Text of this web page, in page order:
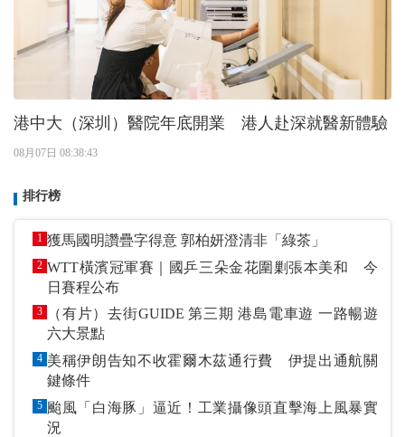
港中大（深圳）醫院年底開業 港人赴深就醫新體驗
08月07日 08:38:43
排行榜
1 獲馬國明讚疊字得意 郭柏妍澄清非「綠茶」
2 WTT橫濱冠軍賽｜國乒三朵金花圍剿張本美和 今
日賽程公布
3
（有片）去街GUIDE 第三期 港島電車遊 一路暢遊
六大景點
4 美稱伊朗告知不收霍爾木茲通行費 伊提出通航關
鍵條件
5 颱風「白海豚」逼近！工業攝像頭直擊海上風暴實
況